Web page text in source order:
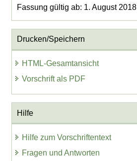
Fassung gültig ab: 1. August 2018
Drucken/Speichern
HTML-Gesamtansicht
Vorschrift als PDF
Hilfe
Hilfe zum Vorschriftentext
Fragen und Antworten